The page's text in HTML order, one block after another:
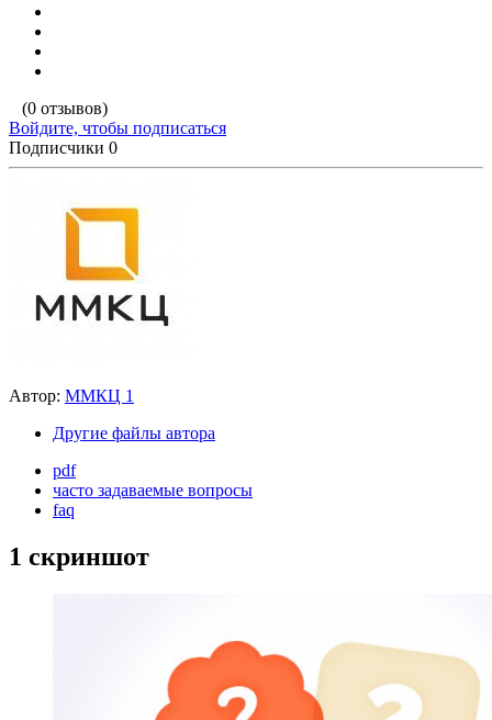
(0 отзывов)
Войдите, чтобы подписаться
Подписчики 0
Автор: ММКЦ 1
Другие файлы автора
pdf
часто задаваемые вопросы
faq
1 скриншот